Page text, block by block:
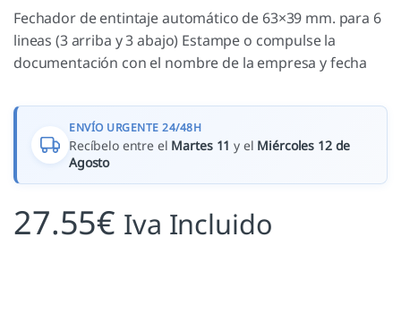
Fechador de entintaje automático de 63×39 mm. para 6
lineas (3 arriba y 3 abajo) Estampe o compulse la
documentación con el nombre de la empresa y fecha
ENVÍO URGENTE 24/48H
Recíbelo entre el Martes 11 y el Miércoles 12 de
Agosto
27.55€ Iva Incluido